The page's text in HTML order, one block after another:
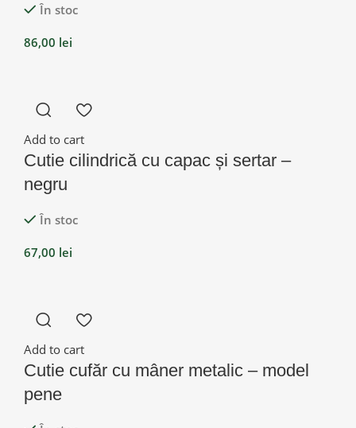
În stoc
86,00 lei
Add to cart
Cutie cilindrică cu capac și sertar –
negru
În stoc
67,00 lei
Add to cart
Cutie cufăr cu mâner metalic – model
pene